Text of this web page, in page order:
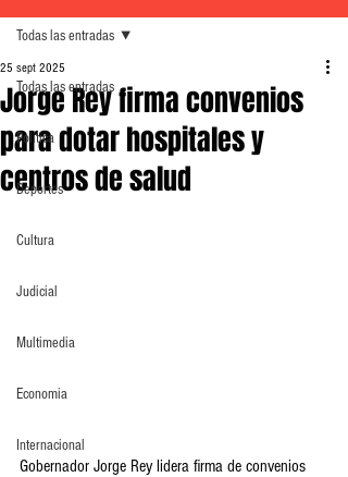
Todas las entradas
Política
Deportes
Cultura
Judicial
Multimedia
Economia
Internacional
Todas las entradas
Jorge Rey firma convenios
para dotar hospitales y
centros de salud
25 sept 2025
Gobernador Jorge Rey lidera firma de convenios